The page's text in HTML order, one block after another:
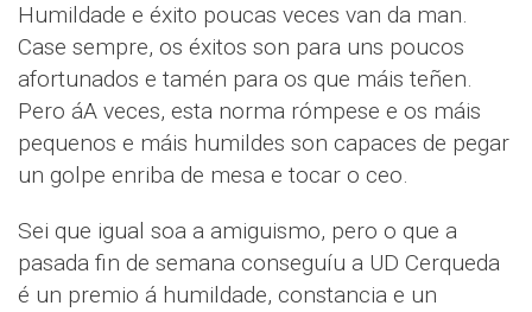
Humildade e éxito poucas veces van da man.
Case sempre, os éxitos son para uns poucos
afortunados e tamén para os que máis teñen.
Pero áA veces, esta norma rómpese e os máis
pequenos e máis humildes son capaces de pegar
un golpe enriba de mesa e tocar o ceo.
Sei que igual soa a amiguismo, pero o que a
pasada fin de semana conseguíu a UD Cerqueda
é un premio á humildade, constancia e un